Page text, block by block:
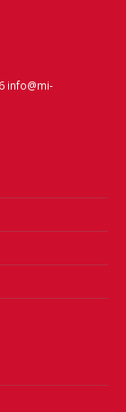
info@mi-